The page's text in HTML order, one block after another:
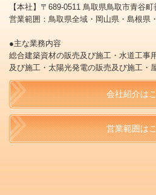
【本社】〒689-0511 鳥取県鳥取市青谷
営業範囲：鳥取県全域・岡山県・島根県
●主な業務内容
総合建築資材の販売及び施工・水道工事
及び施工・太陽光発電の販売及び施工・
会社紹介は
営業範囲は